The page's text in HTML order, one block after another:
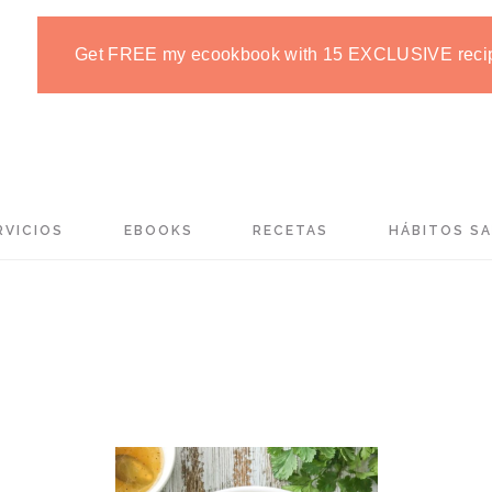
Get FREE my ecookbook with 15 EXCLUSIVE
EBOOKS RECETAS HÁBITOS